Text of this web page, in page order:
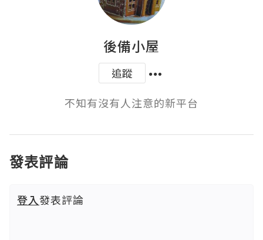
後備小屋
追蹤
不知有沒有人注意的新平台
發表評論
登入發表評論